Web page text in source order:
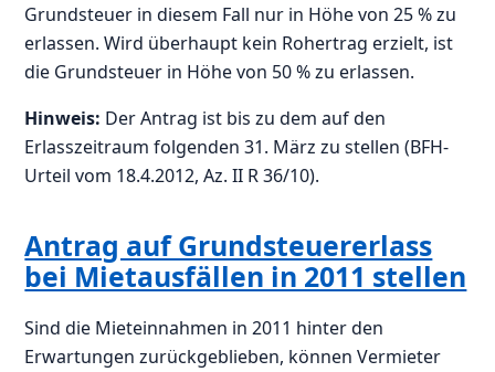
Grundsteuer in diesem Fall nur in Höhe von 25 % zu
erlassen. Wird überhaupt kein Rohertrag erzielt, ist
die Grundsteuer in Höhe von 50 % zu erlassen.
Hinweis: Der Antrag ist bis zu dem auf den
Erlasszeitraum folgenden 31. März zu stellen (BFH-
Urteil vom 18.4.2012, Az. II R 36/10).
Antrag auf Grundsteuererlass
bei Mietausfällen in 2011 stellen
Sind die Mieteinnahmen in 2011 hinter den
Erwartungen zurückgeblieben, können Vermieter